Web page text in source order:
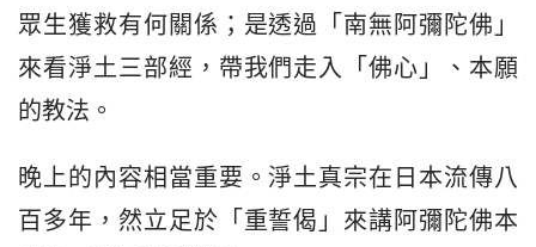
眾生獲救有何關係；是透過「南無阿彌陀佛」
來看淨土三部經，帶我們走入「佛心」、本願
的教法。
晚上的內容相當重要。淨土真宗在日本流傳八
百多年，然立足於「重誓偈」來講阿彌陀佛本